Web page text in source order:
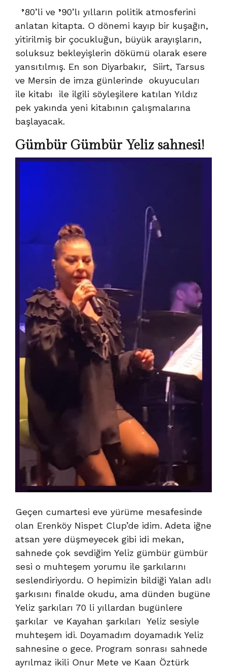
’80’li ve ’90’lı yılların politik atmosferini
anlatan kitapta. O dönemi kayıp bir kuşağın,
yitirilmiş bir çocukluğun, büyük arayışların,
soluksuz bekleyişlerin dökümü olarak esere
yansıtılmış. En son Diyarbakır, Siirt, Tarsus
ve Mersin de imza günlerinde okuyucuları
ile kitabı ile ilgili söyleşilere katılan Yıldız
pek yakında yeni kitabının çalışmalarına
başlayacak.
Gümbür Gümbür Yeliz sahnesi!
Geçen cumartesi eve yürüme mesafesinde
olan Erenköy Nispet Clup’de idim. Adeta iğne
atsan yere düşmeyecek gibi idi mekan,
sahnede çok sevdiğim Yeliz gümbür gümbür
sesi o muhteşem yorumu ile şarkılarını
seslendiriyordu. O hepimizin bildiği Yalan adlı
şarkısını finalde okudu, ama dünden bugüne
Yeliz şarkıları 70 li yıllardan bugünlere
şarkılar ve Kayahan şarkıları Yeliz sesiyle
muhteşem idi. Doyamadım doyamadık Yeliz
sahnesine o gece. Program sonrası sahnede
ayrılmaz ikili Onur Mete ve Kaan Öztürk